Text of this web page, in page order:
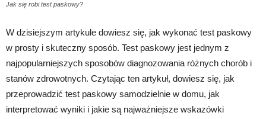
Jak się robi test paskowy?
W dzisiejszym artykule dowiesz się, jak wykonać test paskowy
w prosty i skuteczny sposób. Test paskowy jest jednym z
najpopularniejszych sposobów diagnozowania różnych chorób i
stanów zdrowotnych. Czytając ten artykuł, dowiesz się, jak
przeprowadzić test paskowy samodzielnie w domu, jak
interpretować wyniki i jakie są najważniejsze wskazówki